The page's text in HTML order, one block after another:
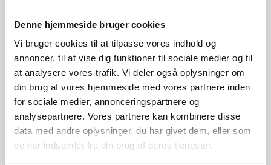
Denne hjemmeside bruger cookies
Vi bruger cookies til at tilpasse vores indhold og
annoncer, til at vise dig funktioner til sociale medier og til
at analysere vores trafik. Vi deler også oplysninger om
din brug af vores hjemmeside med vores partnere inden
for sociale medier, annonceringspartnere og
analysepartnere. Vores partnere kan kombinere disse
data med andre oplysninger, du har givet dem, eller som
de har indsamlet fra din brug af deres tjenester.
Har du spørgsmål?
Vi står klar til at hjælpe med spørgsmål om produkter,
service eller andet. Kontakt os for professionel rådgivning
og sparring.